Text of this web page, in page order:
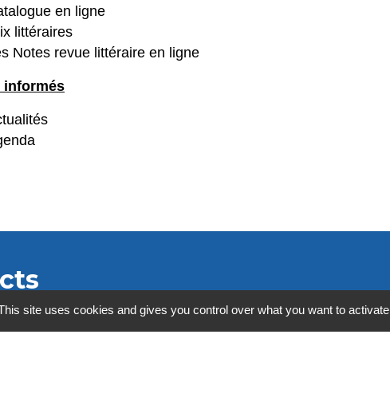
en ligne
littéraires
Notes revue littéraire en ligne
informés
Pour Tous 71
site uses cookies and gives you control over what you want to activate